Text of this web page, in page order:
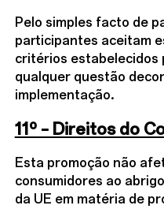
Pelo simples facto de
participantes aceitam
critérios estabelecidos
qualquer questão
implementação.
11º – Direitos do
Esta promoção não
consumidores ao
da UE em matéria de